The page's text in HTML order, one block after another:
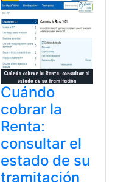
Cuándo
cobrar la
Renta:
consultar el
estado de su
tramitación